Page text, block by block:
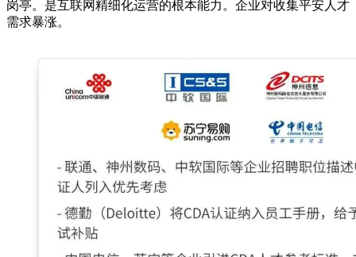
岗亭。是互联网精细化运营的根本能力。企业对收集平安人才
需求暴涨。